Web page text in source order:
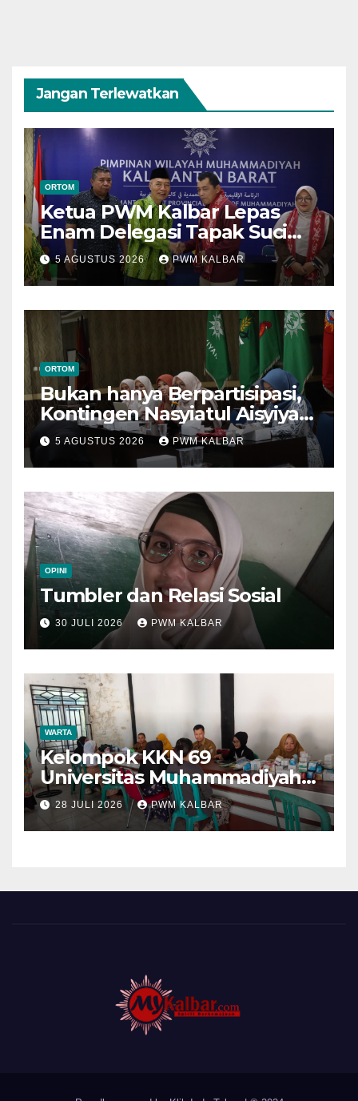
Jangan Terlewatkan
ORTOM
Ketua PWM Kalbar Lepas
Enam Delegasi Tapak Suci
Menuju Muktamar XVI di
Semarang
5 AGUSTUS 2026 PWM KALBAR
ORTOM
Bukan hanya Berpartisipasi,
Kontingen Nasyiatul Aisyiyah
Kalbar Perjuangkan Program
di Muktamar XV
5 AGUSTUS 2026 PWM KALBAR
OPINI
Tumbler dan Relasi Sosial
30 JULI 2026 PWM KALBAR
WARTA
Kelompok KKN 69
Universitas Muhammadiyah
Pontianak Dibagi Dua Tim,
Cat Bangunan dan Dampingi
Pelayanan Posyandu Lansia
28 JULI 2026 PWM KALBAR